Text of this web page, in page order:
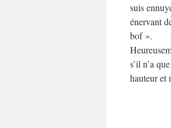
suis
énervant
bof ».
s’il n’a
hauteur et